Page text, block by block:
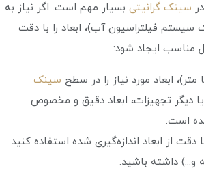
سینک گرانیتی بسیار مهم است. اگر نیاز به
سیستم فیلتراسیون آب)، ابعاد را با دقت
مناسب ایجاد شود:
ابعاد مورد نیاز را در سطح سینک
دیگر تجهیزات، ابعاد دقیق و مخصوص
است.
از ابعاد اندازه‌گیری شده استفاده کنید.
و...) داشته باشید.